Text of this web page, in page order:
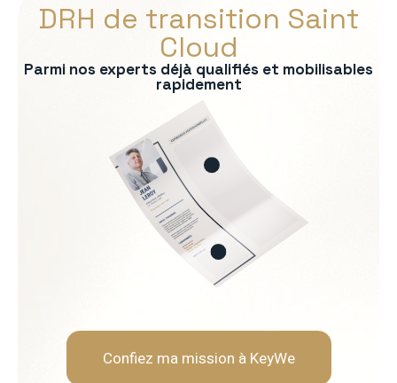
DRH de transition Saint
Cloud
Parmi nos experts déjà qualifiés et mobilisables
rapidement
Soft Skills recherchées :
Écoute et intelligence
Fermeté et équité
Gestion des tensions et
Confiez ma mission à KeyWe